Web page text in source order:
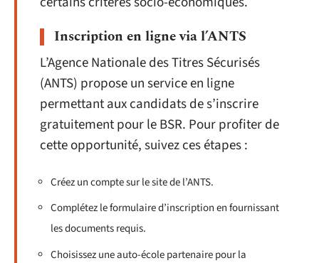
Inscription en ligne via l’ANTS
L’Agence Nationale des Titres Sécurisés
(ANTS) propose un service en ligne
permettant aux candidats de s’inscrire
gratuitement pour le BSR. Pour profiter de
cette opportunité, suivez ces étapes :
Créez un compte sur le site de l’ANTS.
Complétez le formulaire d’inscription en fournissant
les documents requis.
Choisissez une auto-école partenaire pour la